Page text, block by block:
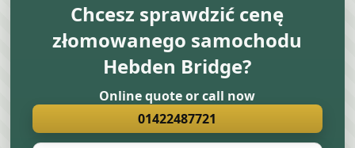
Chcesz sprawdzić cenę
złomowanego samochodu
Hebden Bridge?
Online quote or call now
01422487721